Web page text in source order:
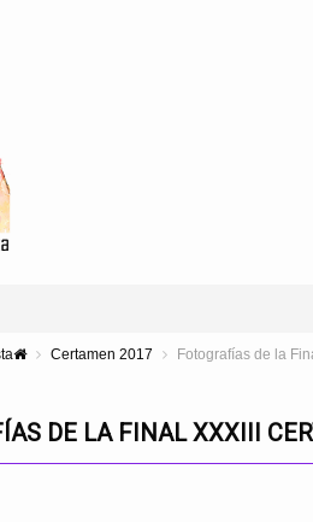
Certamen 2017 Fotografías de la
DE LA FINAL XXXIII